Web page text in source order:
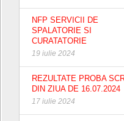
NFP SERVICII DE
SPALATORIE SI
CURATATORIE
19 iulie 2024
REZULTATE PROBA
DIN ZIUA DE 16.07.2024
17 iulie 2024